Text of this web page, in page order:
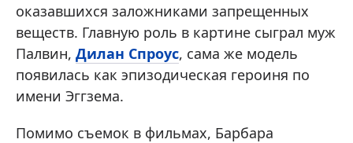
оказавшихся заложниками запрещенных
веществ. Главную роль в картине сыграл муж
Палвин, Дилан Спроус, сама же модель
появилась как эпизодическая героиня по
имени Эггзема.
Помимо съемок в фильмах, Барбара